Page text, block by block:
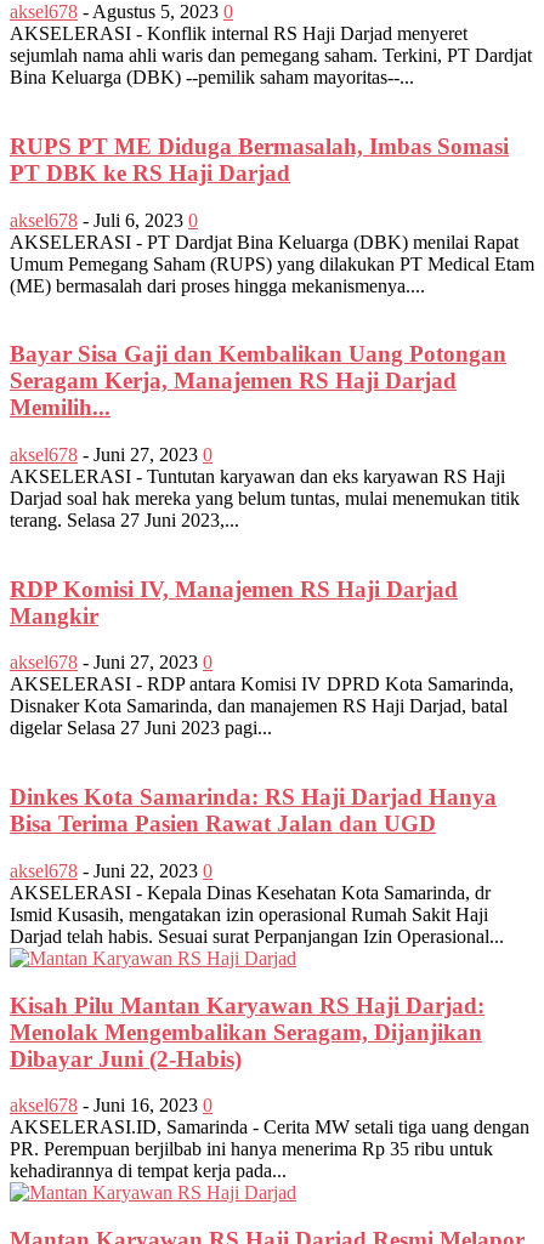
aksel678 - Agustus 5, 2023 0
AKSELERASI - Konflik internal RS Haji Darjad menyeret
sejumlah nama ahli waris dan pemegang saham. Terkini, PT Dardjat
Bina Keluarga (DBK) --pemilik saham mayoritas--...
RUPS PT ME Diduga Bermasalah, Imbas Somasi
PT DBK ke RS Haji Darjad
aksel678 - Juli 6, 2023 0
AKSELERASI - PT Dardjat Bina Keluarga (DBK) menilai Rapat
Umum Pemegang Saham (RUPS) yang dilakukan PT Medical Etam
(ME) bermasalah dari proses hingga mekanismenya....
Bayar Sisa Gaji dan Kembalikan Uang Potongan
Seragam Kerja, Manajemen RS Haji Darjad
Memilih...
aksel678 - Juni 27, 2023 0
AKSELERASI - Tuntutan karyawan dan eks karyawan RS Haji
Darjad soal hak mereka yang belum tuntas, mulai menemukan titik
terang. Selasa 27 Juni 2023,...
RDP Komisi IV, Manajemen RS Haji Darjad
Mangkir
aksel678 - Juni 27, 2023 0
AKSELERASI - RDP antara Komisi IV DPRD Kota Samarinda,
Disnaker Kota Samarinda, dan manajemen RS Haji Darjad, batal
digelar Selasa 27 Juni 2023 pagi...
Dinkes Kota Samarinda: RS Haji Darjad Hanya
Bisa Terima Pasien Rawat Jalan dan UGD
aksel678 - Juni 22, 2023 0
AKSELERASI - Kepala Dinas Kesehatan Kota Samarinda, dr
Ismid Kusasih, mengatakan izin operasional Rumah Sakit Haji
Darjad telah habis. Sesuai surat Perpanjangan Izin Operasional...
Kisah Pilu Mantan Karyawan RS Haji Darjad:
Menolak Mengembalikan Seragam, Dijanjikan
Dibayar Juni (2-Habis)
aksel678 - Juni 16, 2023 0
AKSELERASI.ID, Samarinda - Cerita MW setali tiga uang dengan
PR. Perempuan berjilbab ini hanya menerima Rp 35 ribu untuk
kehadirannya di tempat kerja pada...